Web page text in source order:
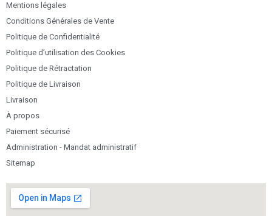
Mentions légales
Conditions Générales de Vente
Politique de Confidentialité
Politique d’utilisation des Cookies
Politique de Rétractation
Politique de Livraison
Livraison
À propos
Paiement sécurisé
Administration - Mandat administratif
Sitemap